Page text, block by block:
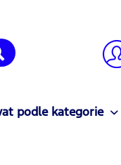
podle kategorie